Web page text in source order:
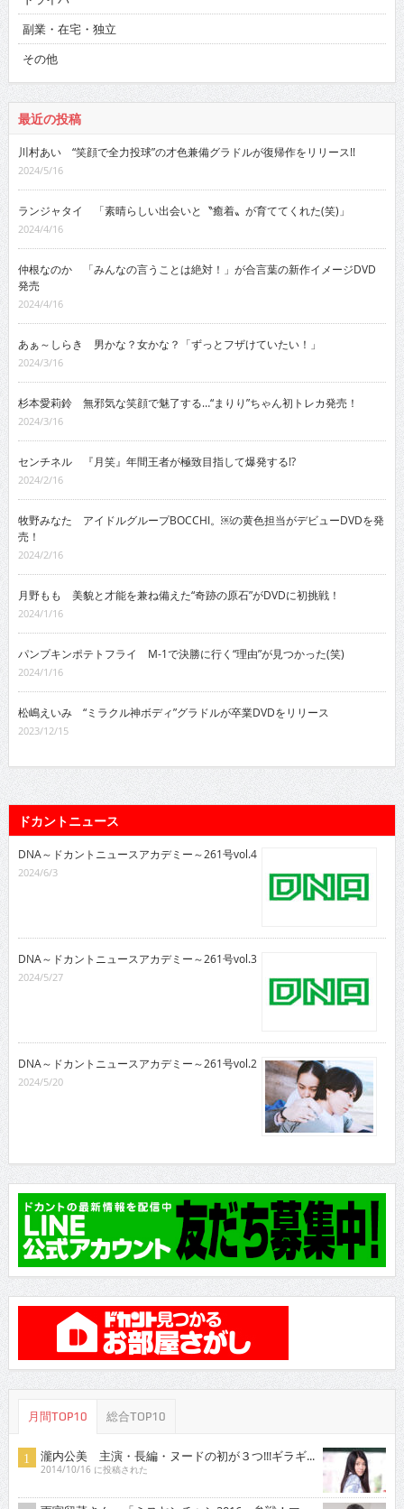
副業・在宅・独立
その他
最近の投稿
川村あい “笑顔で全力投球”の才色兼備グラドルが復帰作をリリース!!
2024/5/16
ランジャタイ 「素晴らしい出会いと〝癒着〟が育ててくれた(笑)」
2024/4/16
仲根なのか 「みんなの言うことは絶対！」が合言葉の新作イメージDVD
発売
2024/4/16
あぁ～しらき 男かな？女かな？「ずっとフザけていたい！」
2024/3/16
杉本愛莉鈴 無邪気な笑顔で魅了する…“まりり”ちゃん初トレカ発売！
2024/3/16
センチネル 『月笑』年間王者が極致目指して爆発する!?
2024/2/16
牧野みなた アイドルグループBOCCHI。￼の黄色担当がデビューDVDを発
売！
2024/2/16
月野もも 美貌と才能を兼ね備えた“奇跡の原石”がDVDに初挑戦！
2024/1/16
パンプキンポテトフライ M-1で決勝に行く“理由”が見つかった(笑)
2024/1/16
松嶋えいみ “ミラクル神ボディ”グラドルが卒業DVDをリリース
2023/12/15
ドカントニュース
DNA～ドカントニュースアカデミー～261号vol.4
2024/6/3
DNA～ドカントニュースアカデミー～261号vol.3
2024/5/27
DNA～ドカントニュースアカデミー～261号vol.2
2024/5/20
月間TOP10 総合TOP10
瀧内公美 主演・長編・ヌードの初が３つ!!!ギラギ...
2014/10/16 に投稿された